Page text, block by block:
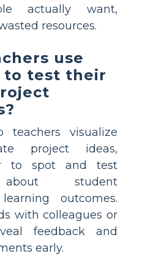
actually want,
resources.
use
to test their
teachers visualize
project ideas,
to spot and test
about student
outcomes.
with colleagues or
feedback and
early.